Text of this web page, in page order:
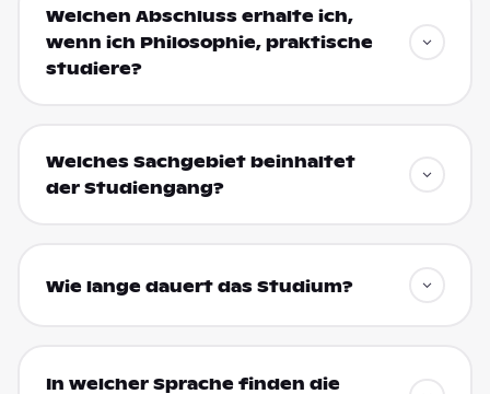
Welchen Abschluss erhalte ich,
wenn ich Philosophie, praktische
studiere?
Welches Sachgebiet beinhaltet
der Studiengang?
Wie lange dauert das Studium?
In welcher Sprache finden die